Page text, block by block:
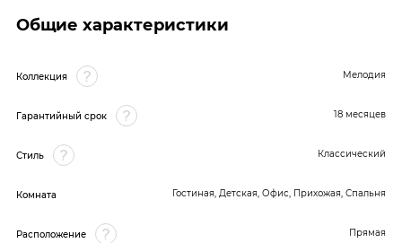
Общие характеристики
Коллекция Мелодия
Гарантийный срок 18 месяцев
Стиль Классический
Комната Гостиная, Детская, Офис, Прихожая, Спальня
Расположение Прямая